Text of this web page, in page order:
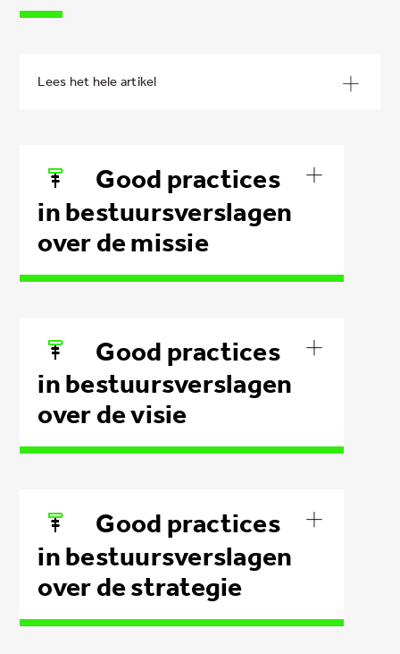
Good practices
in bestuursverslagen
over de missie
Good practices
in bestuursverslagen
over de visie
Good practices
in bestuursverslagen
over de strategie